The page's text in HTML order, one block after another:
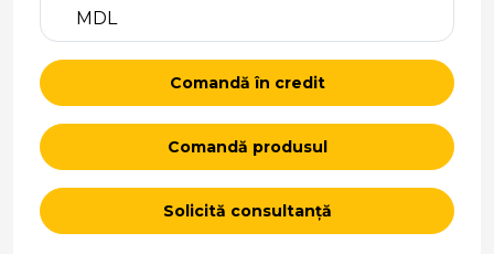
MDL
Comandă în credit
Comandă produsul
Solicită consultanță